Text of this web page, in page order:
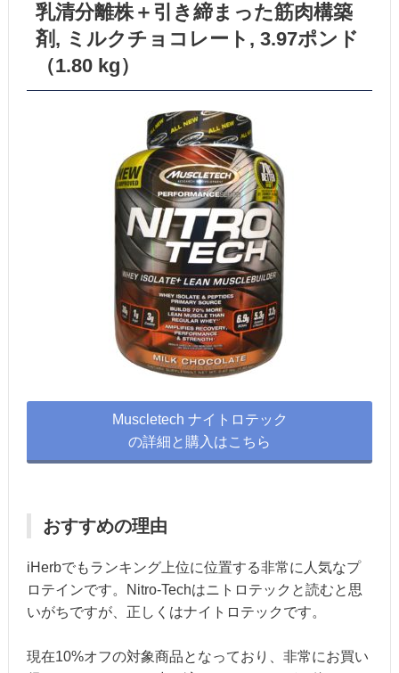
乳清分離株＋引き締まった筋肉構築
剤, ミルクチョコレート, 3.97ポンド
（1.80 kg）
Muscletech ナイトロテック
の詳細と購入はこちら
おすすめの理由
iHerbでもランキング上位に位置する非常に人気なプ
ロテインです。Nitro-Techはニトロテックと読むと思
いがちですが、正しくはナイトロテックです。
現在10%オフの対象商品となっており、非常にお買い